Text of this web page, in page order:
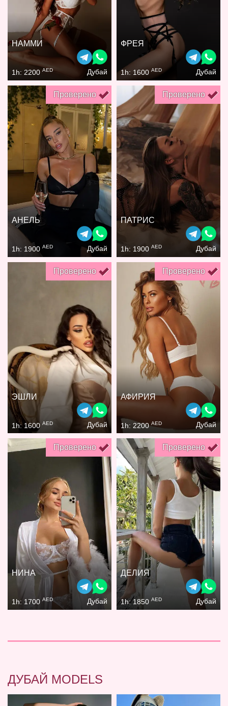
НАММИ
1h: 2200 AED Дубай
ФРЕЯ
1h: 1600 AED Дубай
Проверено
АНЕЛЬ
1h: 1900 AED Дубай
Проверено
ПАТРИС
1h: 1900 AED Дубай
Проверено
ЭШЛИ
1h: 1600 AED Дубай
Проверено
АФИРИЯ
1h: 2200AED Дубай
Проверено
НИНА
1h: 1700 AED Дубай
Проверено
ДЕЛИЯ
1h: 1850 AED Дубай
ДУБАЙ MODELS